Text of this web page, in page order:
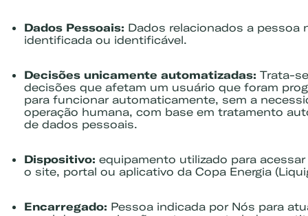
Dados Pessoais: Dados relacionados a pessoa
identificada ou identificável.
Decisões unicamente automatizadas: Trata-
decisões que afetam um usuário que foram
para funcionar automaticamente, sem a
operação humana, com base em tratamento
de dados pessoais.
Dispositivo: equipamento utilizado para
o site, portal ou aplicativo da Copa Energia
Encarregado: Pessoa indicada por Nós para